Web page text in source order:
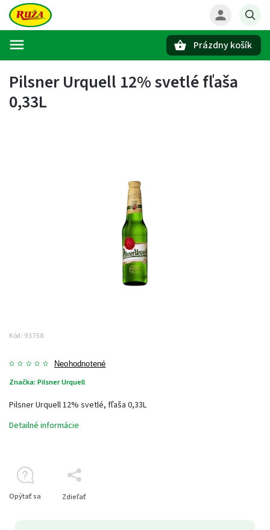
Prázdny košík
Pilsner Urquell 12% svetlé fľaša
0,33L
Kód: 93758
Neohodnotené
Značka: Pilsner Urquell
Pilsner Urquell 12% svetlé, fľaša 0,33L
Detailné informácie
Opýtať sa Zdieľať